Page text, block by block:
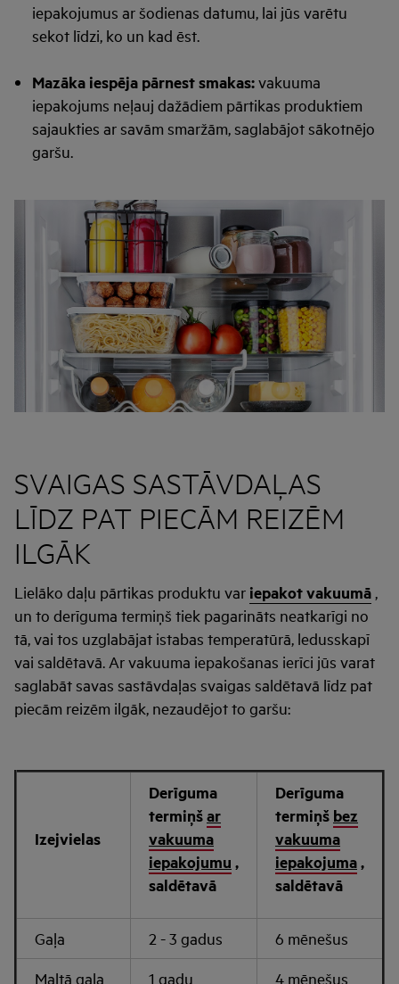
iepakojumus ar šodienas datumu, lai jūs varētu
sekot līdzi, ko un kad ēst.
Mazāka iespēja pārnest smakas:vakuuma
iepakojums neļauj dažādiem pārtikas produktiem
sajaukties ar savām smaržām, saglabājot sākotnējo
garšu.
SVAIGAS SASTĀVDAĻAS
LĪDZ PAT PIECĀM REIZĒM
ILGĀK
Lielāko daļu pārtikas produktu var iepakot vakuumā ,
un to derīguma termiņš tiek pagarināts neatkarīgi no
tā, vai tos uzglabājat istabas temperatūrā, ledusskapī
vai saldētavā. Ar vakuuma iepakošanas ierīci jūs varat
saglabāt savas sastāvdaļas svaigas saldētavā līdz pat
piecām reizēm ilgāk, nezaudējot to garšu:
Izejvielas
Derīguma
termiņšar
vakuuma
iepakojumu ,
saldētavā
Derīguma
termiņš bez
vakuuma
iepakojuma,
saldētavā
Gaļa 2 - 3 gadus
6 mēnešus
Maltā gaļa
1 gadu 4 mēnešus